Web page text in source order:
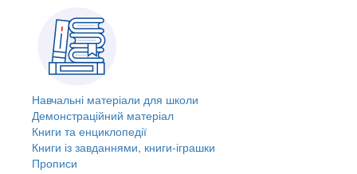
Навчальні матеріали для школи
Демонстраційний матеріал
Книги та енциклопедії
Книги із завданнями, книги-іграшки
Прописи